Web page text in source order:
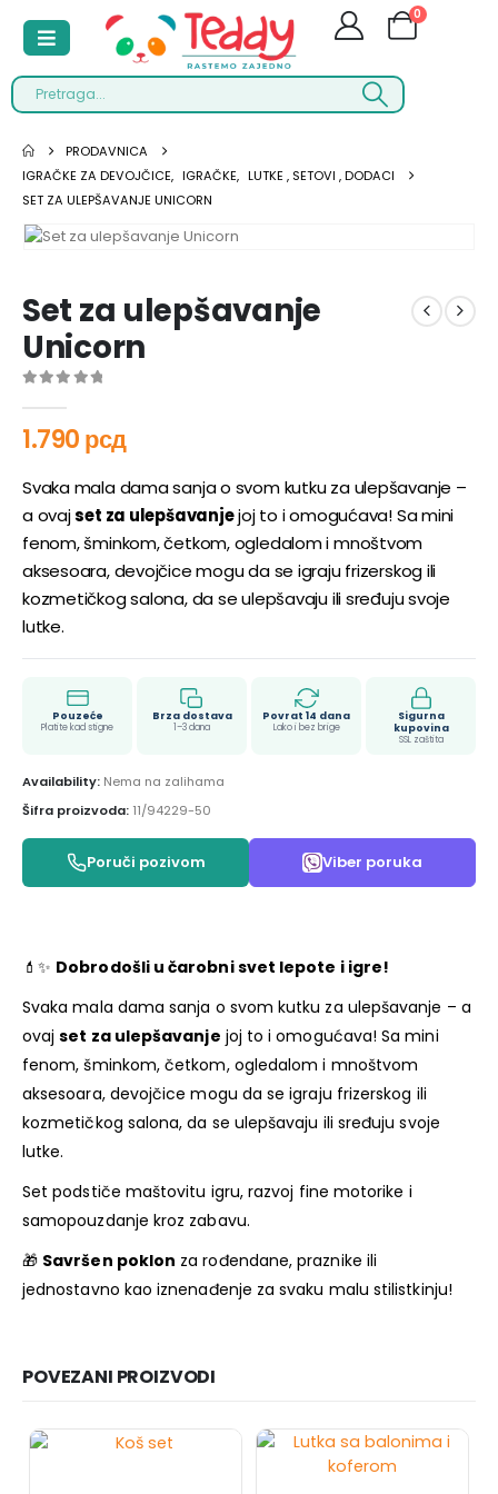
0
PRODAVNICA
IGRAČKE ZA DEVOJČICE, IGRAČKE, LUTKE , SETOVI , DODACI
SET ZA ULEPŠAVANJE UNICORN
Set za ulepšavanje
Unicorn
1.790рсд
Svaka mala dama sanja o svom kutku za ulepšavanje –
a ovajset za ulepšavanjejoj to i omogućava! Sa mini
fenom, šminkom, četkom, ogledalom i mnoštvom
aksesoara, devojčice mogu da se igraju frizerskog ili
kozmetičkog salona, da se ulepšavaju ili sređuju svoje
lutke.
Pouzeće
Platite kad stigne
Brza dostava
1–3 dana
Povrat 14 dana
Lako i bez brige
Sigurna
kupovina
SSL zaštita
Availability: Nema na zalihama
Šifra proizvoda: 11/94229-50
Poruči pozivom Viber poruka
💄✨ Dobrodošli u čarobni svet lepote i igre!
Svaka mala dama sanja o svom kutku za ulepšavanje – a
ovajset za ulepšavanje joj to i omogućava! Sa mini
fenom, šminkom, četkom, ogledalom i mnoštvom
aksesoara, devojčice mogu da se igraju frizerskog ili
kozmetičkog salona, da se ulepšavaju ili sređuju svoje
lutke.
Set podstiče maštovitu igru, razvoj fine motorike i
samopouzdanje kroz zabavu.
🎁 Savršen poklon za rođendane, praznike ili
jednostavno kao iznenađenje za svaku malu stilistkinju!
POVEZANI PROIZVODI